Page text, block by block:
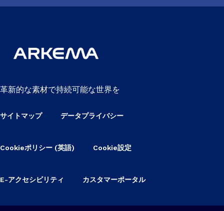
革新的な素材で持続可能な世界を
サイトマップ データプライバシー
Cookieポリシー (英語) Cookie設定
E-アクセシビリティ カスタマーポータル